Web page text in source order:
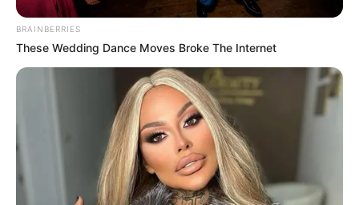
BRAINBERRIES
These Wedding Dance Moves Broke The Internet